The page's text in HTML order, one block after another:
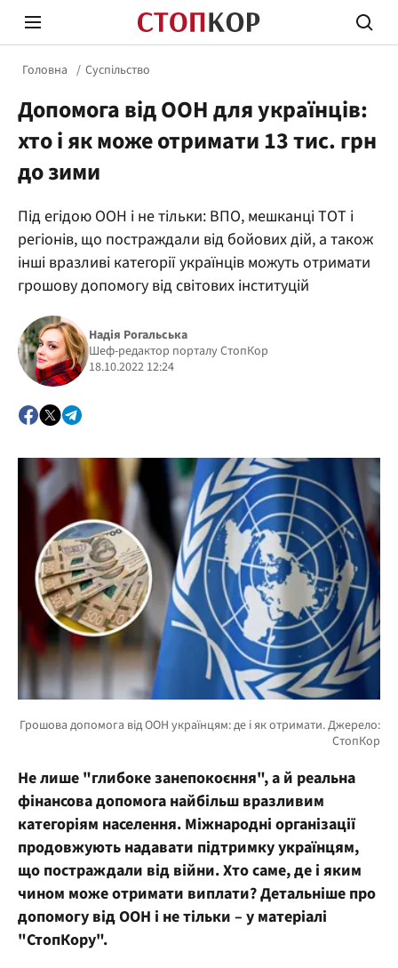
Головна Суспільство
Допомога від ООН для українців:
хто і як може отримати 13 тис. грн
до зими
Під егідою ООН і не тільки: ВПО, мешканці ТОТ і
регіонів, що постраждали від бойових дій, а також
інші вразливі категорії українців можуть отримати
грошову допомогу від світових інституцій
Надія Рогальська
Шеф-редактор порталу СтопКор
18.10.2022 12:24
Не лише "глибоке занепокоєння", а й реальна
фінансова допомога найбільш вразливим
категоріям населення. Міжнародні організації
продовжують надавати підтримку українцям,
що постраждали від війни. Хто саме, де і яким
чином може отримати виплати? Детальніше про
допомогу від ООН і не тільки – у матеріалі
"СтопКору".